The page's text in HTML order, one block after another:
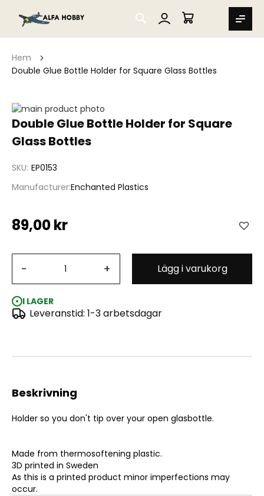
SEARCH
MIN VARUKORG
Hem
Double Glue Bottle Holder for Square Glass Bottles
Double Glue Bottle Holder for Square
Glass Bottles
SKU EP0153
ManufacturerEnchanted Plastics
89,00 kr
- + Lägg i varukorg
I LAGER
Leveranstid: 1-3 arbetsdagar
Hoppa
till
av
Double Glue Bottle Holder for Square Glass Bottles
Hoppa
början
bildgalleriet
Beskrivning
Holder so you don't tip over your open glasbottle.
Made from thermosoftening plastic.
3D printed in Sweden
As this is a printed product minor imperfections may
occur.